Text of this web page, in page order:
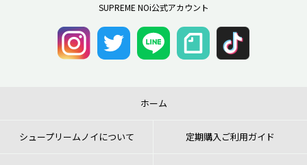
SUPREME NOi公式アカウント
ホーム
シュープリームノイについて 定期購入ご利用ガイド